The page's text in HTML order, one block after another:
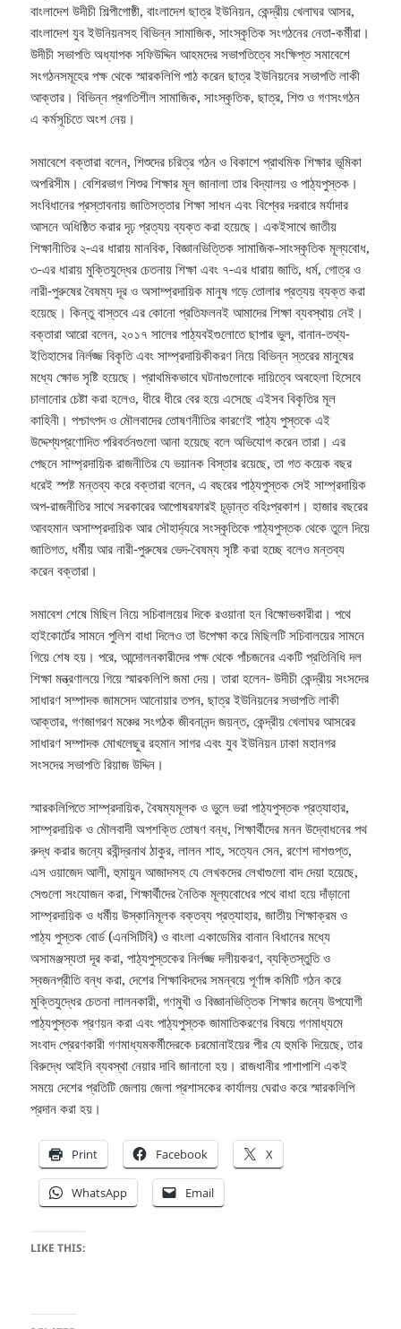
বাংলাদেশ উদীচী শিল্পীগোষ্ঠী, বাংলাদেশ ছাত্র ইউনিয়ন, কেন্দ্রীয় খেলাঘর আসর,
বাংলাদেশ যুব ইউনিয়নসহ বিভিন্ন সামাজিক, সাংস্কৃতিক সংগঠনের নেতা-কর্মীরা।
উদীচী সভাপতি অধ্যাপক সফিউদ্দিন আহমদের সভাপতিত্বে সংক্ষিপ্ত সমাবেশে
সংগঠনসমূহের পক্ষ থেকে স্মারকলিপি পাঠ করেন ছাত্র ইউনিয়নের সভাপতি লাকী
আক্তার। বিভিন্ন প্রগতিশীল সামাজিক, সাংস্কৃতিক, ছাত্র, শিশু ও গণসংগঠন
এ কর্মসূচিতে অংশ নেয়।
সমাবেশে বক্তারা বলেন, শিশুদের চরিত্র গঠন ও বিকাশে প্রাথমিক শিক্ষার ভূমিকা
অপরিসীম। বেশিরভাগ শিশুর শিক্ষার মূল জানালা তার বিদ্যালয় ও পাঠ্যপুস্তক।
সংবিধানের প্রস্তাবনায় জাতিসত্তার শিক্ষা সাধন এবং বিশ্বের দরবারে মর্যাদার
আসনে অধিষ্ঠিত করার দৃঢ় প্রত্যয় ব্যক্ত করা হয়েছে। একইসাথে জাতীয়
শিক্ষানীতির ২-এর ধারায় মানবিক, বিজ্ঞানভিত্তিক সামাজিক-সাংস্কৃতিক মূল্যবোধ,
৩-এর ধারায় মুক্তিযুদ্ধের চেতনায় শিক্ষা এবং ৭-এর ধারায় জাতি, ধর্ম, গোত্র ও
নারী-পুরুষের বৈষম্য দূর ও অসাম্প্রদায়িক মানুষ গড়ে তোলার প্রত্যয় ব্যক্ত করা
হয়েছে। কিন্তু বাস্তবে এর কোনো প্রতিফলনই আমাদের শিক্ষা ব্যবস্থায় নেই।
বক্তারা আরো বলেন, ২০১৭ সালের পাঠ্যবইগুলোতে ছাপার ভুল, বানান-তথ্য-
ইতিহাসের নির্লজ্জ বিকৃতি এবং সাম্প্রদায়িকীকরণ নিয়ে বিভিন্ন স্তরের মানুষের
মধ্যে ক্ষোভ সৃষ্টি হয়েছে। প্রাথমিকভাবে ঘটনাগুলোকে দায়িত্বে অবহেলা হিসেবে
চালানোর চেষ্টা করা হলেও, ধীরে ধীরে বের হয়ে এসেছে এইসব বিকৃতির মূল
কাহিনী। পশ্চাৎপদ ও মৌলবাদের তোষণনীতির কারণেই পাঠ্য পুস্তকে এই
উদ্দেশ্যপ্রণোদিত পরিবর্তনগুলো আনা হয়েছে বলে অভিযোগ করেন তারা। এর
পেছনে সাম্প্রদায়িক রাজনীতির যে ভয়ানক বিস্তার রয়েছে, তা গত কয়েক বছর
ধরেই স্পষ্ট মন্তব্য করে বক্তারা বলেন, এ বছরের পাঠ্যপুস্তক সেই সাম্প্রদায়িক
অপ-রাজনীতির সাথে সরকারের আপোষরফারই চূড়ান্ত বহিঃপ্রকাশ। হাজার বছরের
আবহমান অসাম্প্রদায়িক আর সৌহার্দ্যরে সংস্কৃতিকে পাঠ্যপুস্তক থেকে তুলে দিয়ে
জাতিগত, ধর্মীয় আর নারী-পুরুষের ভেদ-বৈষম্য সৃষ্টি করা হচ্ছে বলেও মন্তব্য
করেন বক্তারা।
সমাবেশ শেষে মিছিল নিয়ে সচিবালয়ের দিকে রওয়ানা হন বিক্ষোভকারীরা। পথে
হাইকোর্টের সামনে পুলিশ বাধা দিলেও তা উপেক্ষা করে মিছিলটি সচিবালয়ের সামনে
গিয়ে শেষ হয়। পরে, আন্দোলনকারীদের পক্ষ থেকে পাঁচজনের একটি প্রতিনিধি দল
শিক্ষা মন্ত্রণালয়ে গিয়ে স্মারকলিপি জমা দেয়। তারা হলেন- উদীচী কেন্দ্রীয় সংসদের
সাধারণ সম্পাদক জামসেদ আনোয়ার তপন, ছাত্র ইউনিয়নের সভাপতি লাকী
আক্তার, গণজাগরণ মঞ্চের সংগঠক জীবনানন্দ জয়ন্ত, কেন্দ্রীয় খেলাঘর আসরের
সাধারণ সম্পাদক মোখলেছুর রহমান সাগর এবং যুব ইউনিয়ন ঢাকা মহানগর
সংসদের সভাপতি রিয়াজ উদ্দিন।
স্মারকলিপিতে সাম্প্রদায়িক, বৈষম্যমূলক ও ভুলে ভরা পাঠ্যপুস্তক প্রত্যাহার,
সাম্প্রদায়িক ও মৌলবাদী অপশক্তি তোষণ বন্ধ, শিক্ষার্থীদের মনন উদ্বোধনের পথ
রুদ্ধ করার জন্যে রবীন্দ্রনাথ ঠাকুর, লালন শাহ, সত্যেন সেন, রণেশ দাশগুপ্ত,
এস ওয়াজেদ আলী, হুমায়ুন আজাদসহ যে লেখকদের লেখাগুলো বাদ দেয়া হয়েছে,
সেগুলো সংযোজন করা, শিক্ষার্থীদের নৈতিক মূল্যবোধের পথে বাধা হয়ে দাঁড়ানো
সাম্প্রদায়িক ও ধর্মীয় উস্কানিমূলক বক্তব্য প্রত্যাহার, জাতীয় শিক্ষাক্রম ও
পাঠ্য পুস্তক বোর্ড (এনসিটিবি) ও বাংলা একাডেমির বানান বিধানের মধ্যে
অসামঞ্জস্যতা দূর করা, পাঠ্যপুস্তকের নির্লজ্জ দলীয়করণ, ব্যক্তিস্তুতি ও
স্বজনপ্রীতি বন্ধ করা, দেশের শিক্ষাবিদদের সমন্বয়ে পূর্ণাঙ্গ কমিটি গঠন করে
মুক্তিযুদ্ধের চেতনা লালনকারী, গণমুখী ও বিজ্ঞানভিত্তিক শিক্ষার জন্যে উপযোগী
পাঠ্যপুস্তক প্রণয়ন করা এবং পাঠ্যপুস্তক জামাতিকরণের বিষয়ে গণমাধ্যমে
সংবাদ প্রেরণকারী গণমাধ্যমকর্মীদেরকে চরমোনাইয়ের পীর যে হুমকি দিয়েছে, তার
বিরুদ্ধে আইনি ব্যবস্থা নেয়ার দাবি জানানো হয়। রাজধানীর পাশাপাশি একই
সময়ে দেশের প্রতিটি জেলায় জেলা প্রশাসকের কার্যালয় ঘেরাও করে স্মারকলিপি
প্রদান করা হয়।
Print Facebook X
WhatsApp Email
LIKE THIS: